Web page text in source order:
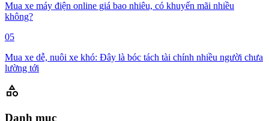
Mua xe máy điện online giá bao nhiêu, có khuyến mãi nhiều
không?
05
Mua xe dễ, nuôi xe khó: Đây là bóc tách tài chính nhiều người chưa
lường tới
category
Danh mục